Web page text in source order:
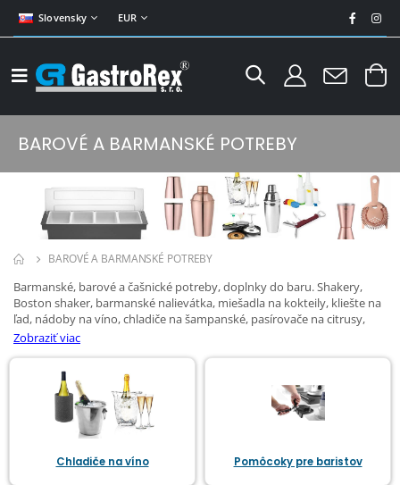
Slovensky EUR
BAROVÉ A BARMANSKÉ POTREBY
BAROVÉ A BARMANSKÉ POTREBY
Barmanské, barové a čašnické potreby, doplnky do baru. Shakery,
Boston shaker, barmanské nalievátka, miešadla na kokteily, kliešte na
ľad, nádoby na víno, chladiče na šampanské, pasírovače na citrusy,
barmanské sítka, otvárače fľaš, otvaráky na víno a ďalšie potreby pre
Zobraziť viac
Chladiče na víno Pomôcoky pre baristov